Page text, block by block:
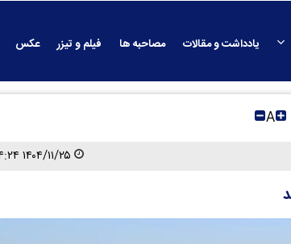
یادداشت و مقالات مصاحبه ها فیلم و تیزر عکس
A
۱۴۰۴/۱۱/۲۵ ۱۱:۴۴:۲۴